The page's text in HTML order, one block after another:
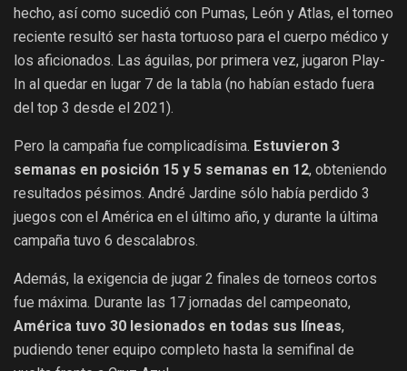
hecho, así como sucedió con Pumas, León y Atlas, el torneo
reciente resultó ser hasta tortuoso para el cuerpo médico y
los aficionados. Las águilas, por primera vez, jugaron Play-
In al quedar en lugar 7 de la tabla (no habían estado fuera
del top 3 desde el 2021).
Pero la campaña fue complicadísima. Estuvieron 3
semanas en posición 15 y 5 semanas en 12, obteniendo
resultados pésimos. André Jardine sólo había perdido 3
juegos con el América en el último año, y durante la última
campaña tuvo 6 descalabros.
Además, la exigencia de jugar 2 finales de torneos cortos
fue máxima. Durante las 17 jornadas del campeonato,
América tuvo 30 lesionados en todas sus líneas,
pudiendo tener equipo completo hasta la semifinal de